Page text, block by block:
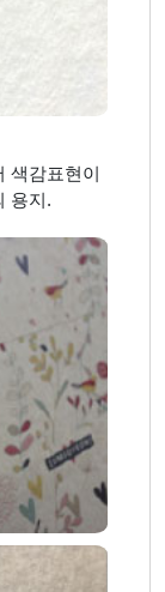
색감표현이
용지.